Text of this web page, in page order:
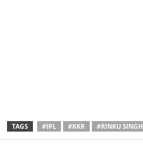
TAGS #IPL #KKR #RINKU SINGH